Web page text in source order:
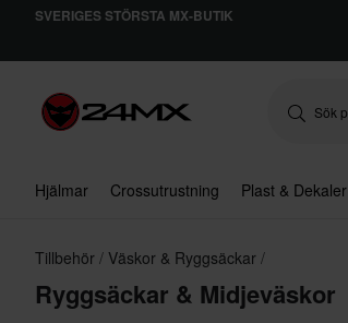
SVERIGES STÖRSTA MX-BUTIK
Hjälmar Crossutrustning Plast & Dekaler
Tillbehör Väskor & Ryggsäckar
Ryggsäckar & Midjeväskor